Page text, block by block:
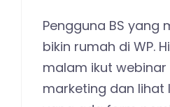
Pengguna BS yang
bikin rumah di WP.
malam ikut
marketing dan lihat